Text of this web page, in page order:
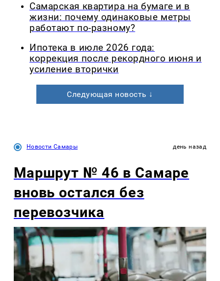
Самарская квартира на бумаге и в
жизни: почему одинаковые метры
работают по-разному?
Ипотека в июле 2026 года:
коррекция после рекордного июня и
усиление вторички
Следующая новость ↓
Новости Самары день назад
Маршрут № 46 в Самаре
вновь остался без
перевозчика